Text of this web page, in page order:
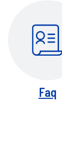
Faq